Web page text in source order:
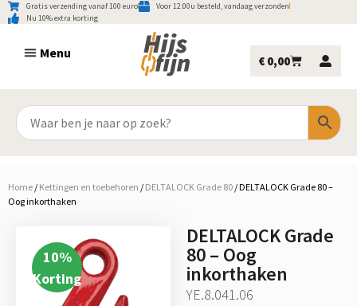
Gratis verzending vanaf 100 euro
Voor 12:00u besteld, vandaag verzonden
Nu 10% extra korting
€ 0,00
Home / Kettingen en toebehoren / DELTALOCK Grade 80 /DELTALOCK Grade 80 –
Oog inkorthaken
10%
Korting
DELTALOCK Grade
80 – Oog
inkorthaken
YE.8.041.06